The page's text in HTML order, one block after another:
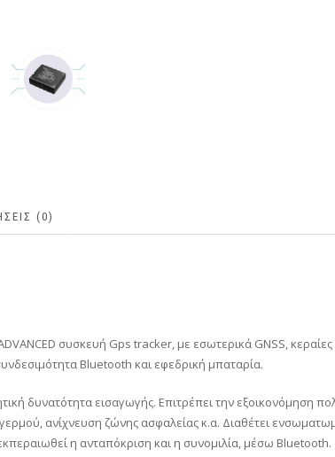
(0)
ADVANCED συσκευή Gps tracker, με εσωτερικά GNSS,
Bluetooth και εφεδρική μπαταρία.
δυνατότητα εισαγωγής. Επιτρέπει την
ανίχνευση ζώνης ασφαλείας κ.α. Διαθέτει
η ανταπόκριση και η συνομιλία, μέσω Bluetooth.